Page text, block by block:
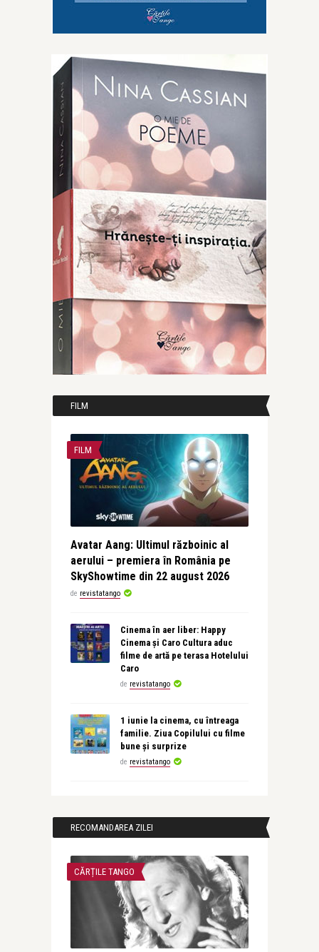
FILM
FILM
Avatar Aang: Ultimul războinic al
aerului – premiera în România pe
SkyShowtime din 22 august 2026
de revistatango
Cinema în aer liber: Happy
Cinema și Caro Cultura aduc
filme de artă pe terasa Hotelului
Caro
de revistatango
1 iunie la cinema, cu întreaga
familie. Ziua Copilului cu filme
bune și surprize
de revistatango
RECOMANDAREA ZILEI
CĂRȚILE TANGO